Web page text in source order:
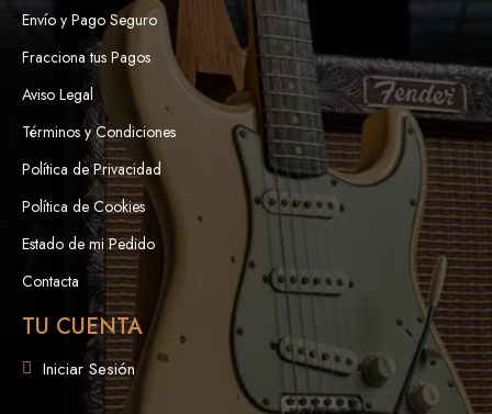
Envío y Pago Seguro
Fracciona tus Pagos
Aviso Legal
Términos y Condiciones
Política de Privacidad
Política de Cookies
Estado de mi Pedido
Contacta
TU CUENTA
Iniciar Sesión